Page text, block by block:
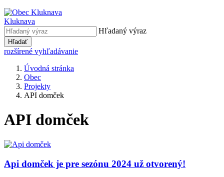
Kluknava
Hľadaný výraz
Hľadať
rozšírené vyhľadávanie
Úvodná stránka
Obec
Projekty
API domček
API domček
Api domček je pre sezónu 2024 už otvorený!